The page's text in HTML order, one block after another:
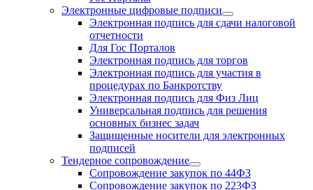
Электронные цифровые подписи
Электронная подпись для сдачи налоговой
отчетности
Для Гос Порталов
Электронная подпись для торгов
Электронная подпись для участия в
процедурах по Банкротству
Электронная подпись для Физ Лиц
Универсальная подпись для решения
основных бизнес задач
Защищенные носители для электронных
подписей
Тендерное сопровождение
Сопровождение закупок по 44ФЗ
Сопровождение закупок по 223ФЗ